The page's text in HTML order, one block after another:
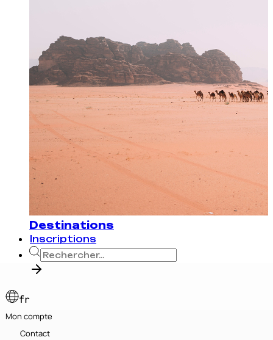
Destinations
Inscriptions
fr
Mon compte
Contact